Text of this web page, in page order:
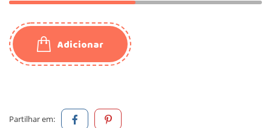
Adicionar
Partilhar em: